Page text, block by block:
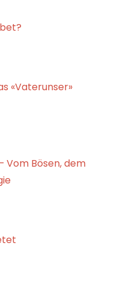
«Vaterunser»
Vom Bösen, dem